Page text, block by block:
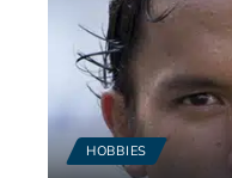
HOBBIES